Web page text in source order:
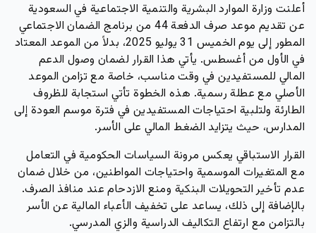
أعلنت وزارة الموارد البشرية والتنمية الاجتماعية في السعودية
عن تقديم موعد صرف الدفعة 44 من برنامج الضمان الاجتماعي
المطور إلى يوم الخميس 31 يوليو 2025، بدلاً من الموعد المعتاد
في الأول من أغسطس. يأتي هذا القرار لضمان وصول الدعم
المالي للمستفيدين في وقت مناسب، خاصة مع تزامن الموعد
الأصلي مع عطلة رسمية. هذه الخطوة تأتي استجابة للظروف
الطارئة ولتلبية احتياجات المستفيدين في فترة موسم العودة إلى
المدارس، حيث يتزايد الضغط المالي على الأسر.
القرار الاستباقي يعكس مرونة السياسات الحكومية في التعامل
مع المتغيرات الموسمية واحتياجات المواطنين، من خلال ضمان
عدم تأخير التحويلات البنكية ومنع الازدحام عند منافذ الصرف.
بالإضافة إلى ذلك، يساعد على تخفيف الأعباء المالية عن الأسر
بالتزامن مع ارتفاع التكاليف الدراسية والزي المدرسي.